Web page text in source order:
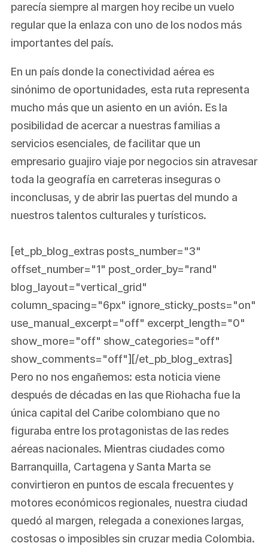
parecía siempre al margen hoy recibe un vuelo
regular que la enlaza con uno de los nodos más
importantes del país.
En un país donde la conectividad aérea es
sinónimo de oportunidades, esta ruta representa
mucho más que un asiento en un avión. Es la
posibilidad de acercar a nuestras familias a
servicios esenciales, de facilitar que un
empresario guajiro viaje por negocios sin atravesar
toda la geografía en carreteras inseguras o
inconclusas, y de abrir las puertas del mundo a
nuestros talentos culturales y turísticos.
[et_pb_blog_extras posts_number="3"
offset_number="1" post_order_by="rand"
blog_layout="vertical_grid"
column_spacing="6px" ignore_sticky_posts="on"
use_manual_excerpt="off" excerpt_length="0"
show_more="off" show_categories="off"
show_comments="off"][/et_pb_blog_extras]
Pero no nos engañemos: esta noticia viene
después de décadas en las que Riohacha fue la
única capital del Caribe colombiano que no
figuraba entre los protagonistas de las redes
aéreas nacionales. Mientras ciudades como
Barranquilla, Cartagena y Santa Marta se
convirtieron en puntos de escala frecuentes y
motores económicos regionales, nuestra ciudad
quedó al margen, relegada a conexiones largas,
costosas o imposibles sin cruzar media Colombia.